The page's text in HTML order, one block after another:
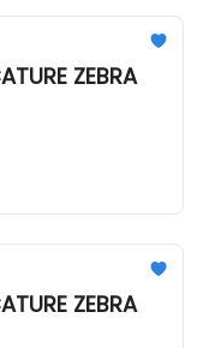
ZEBRA
ZEBRA